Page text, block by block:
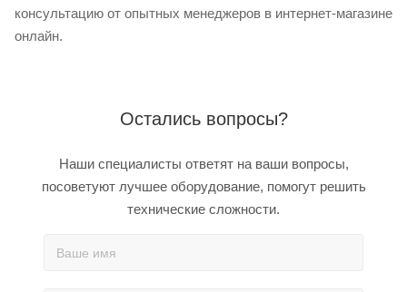
консультацию от опытных менеджеров в интернет-магазине
онлайн.
Остались вопросы?
Наши специалисты ответят на ваши вопросы,
посоветуют лучшее оборудование, помогут решить
технические сложности.